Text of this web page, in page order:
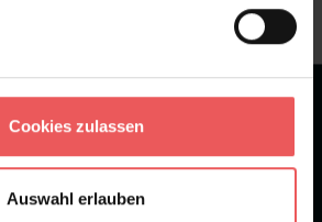
Cookies zulassen
Auswahl erlauben